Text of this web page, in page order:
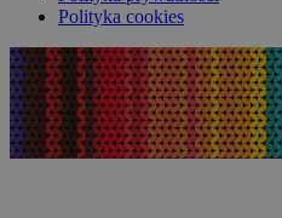
Polityka cookies